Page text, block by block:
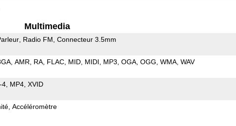
Multimedia
Radio FM Connecteur 3.5mm
AMR RA FLAC MID MIDI MP3 OGA OGG WMA WAV
4 MP4 XVID
Accéléromètre